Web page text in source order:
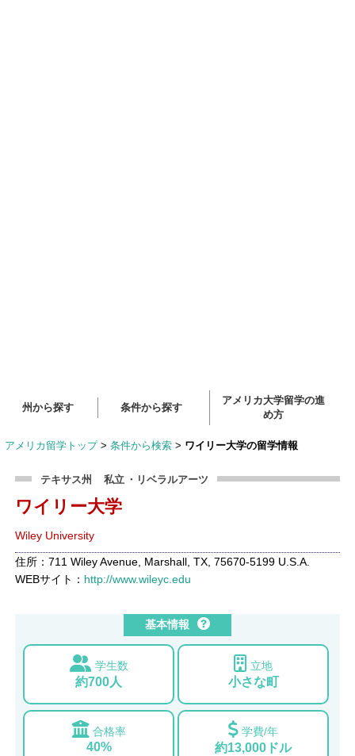
州から探す 条件から探す
アメリカ大学留学の進
め方
アメリカ留学トップ > 条件から検索 > ワイリー大学の留学情報
テキサス州 私立 ・リベラルアーツ
ワイリー大学
Wiley University
住所：711 Wiley Avenue, Marshall, TX, 75670-5199 U.S.A.
WEBサイト： http://www.wileyc.edu
基本情報
学生数
約700人
立地
小さな町
合格率
40%
学費/年
約13,000ドル